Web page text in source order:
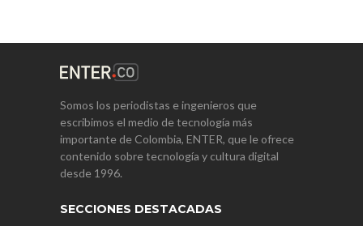
Somos los periodistas e ingenieros que
escribimos el medio de tecnología más
importante de Colombia, ENTER, que le ofrece
contenido sobre tecnología y cultura digital
desde 1996.
SECCIONES DESTACADAS